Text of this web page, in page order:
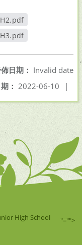
日期： Invalid date
： 2022-06-10 |
High School
"="">